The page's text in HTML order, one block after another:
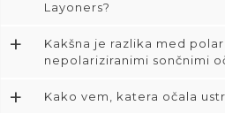
Layoners?
+
Kakšna je razlika med
nepolariziranimi sončnimi
+ Kako vem, katera očala